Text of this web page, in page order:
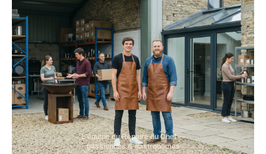
L'équipe du Repaire du Chef —
passionnés & gastronomes